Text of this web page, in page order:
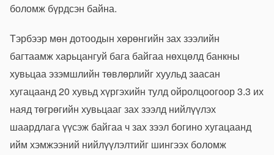
боломж бүрдсэн байна.
Тэрбээр мөн дотоодын хөрөнгийн зах зээлийн
багтаамж харьцангуй бага байгаа нөхцөлд банкны
хувьцаа эзэмшлийн төвлөрлийг хуульд заасан
хугацаанд 20 хувьд хүргэхийн тулд ойролцоогоор 3.3 их
наяд төгрөгийн хувьцааг зах зээлд нийлүүлэх
шаардлага үүсэж байгаа ч зах зээл богино хугацаанд
ийм хэмжээний нийлүүлэлтийг шингээх боломж